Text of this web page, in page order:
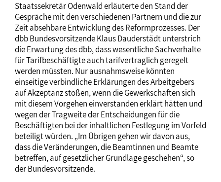
Staatssekretär Odenwald erläuterte den Stand der
Gespräche mit den verschiedenen Partnern und die zur
Zeit absehbare Entwicklung des Reformprozesses. Der
dbb Bundesvorsitzende Klaus Dauderstädt unterstrich
die Erwartung des dbb, dass wesentliche Sachverhalte
für Tarifbeschäftigte auch tarifvertraglich geregelt
werden müssten. Nur ausnahmsweise könnten
einseitige verbindliche Erklärungen des Arbeitgebers
auf Akzeptanz stoßen, wenn die Gewerkschaften sich
mit diesem Vorgehen einverstanden erklärt hätten und
wegen der Tragweite der Entscheidungen für die
Beschäftigten bei der inhaltlichen Festlegung im Vorfeld
beteiligt würden. „Im Übrigen gehen wir davon aus,
dass die Veränderungen, die Beamtinnen und Beamte
betreffen, auf gesetzlicher Grundlage geschehen“, so
der Bundesvorsitzende.